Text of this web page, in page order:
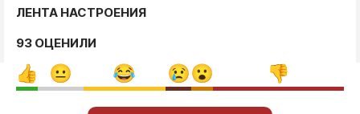
ЛЕНТА НАСТРОЕНИЯ
93 ОЦЕНИЛИ